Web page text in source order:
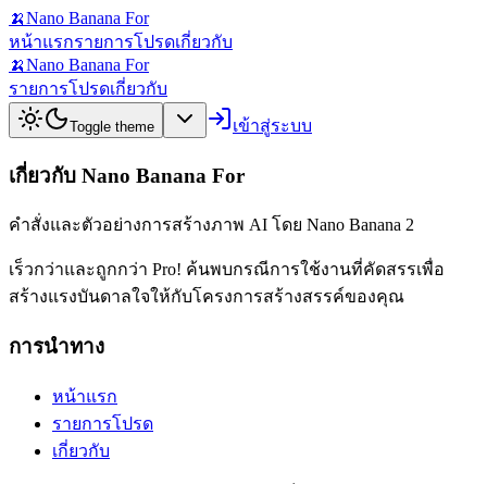
🍌Nano Banana For
หน้าแรกรายการโปรดเกี่ยวกับ
🍌Nano Banana For
รายการโปรดเกี่ยวกับ
Toggle theme เข้าสู่ระบบ
เกี่ยวกับ Nano Banana For
คำสั่งและตัวอย่างการสร้างภาพ AI โดย Nano Banana 2
เร็วกว่าและถูกกว่า Pro! ค้นพบกรณีการใช้งานที่คัดสรรเพื่อ
สร้างแรงบันดาลใจให้กับโครงการสร้างสรรค์ของคุณ
การนำทาง
หน้าแรก
รายการโปรด
เกี่ยวกับ